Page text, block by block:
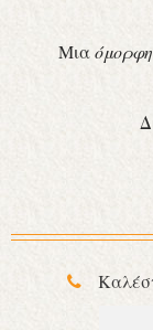
Μιαόμορφη